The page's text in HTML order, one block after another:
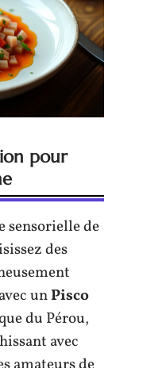
pour
sensorielle de
des
unPisco
du Pérou,
avec